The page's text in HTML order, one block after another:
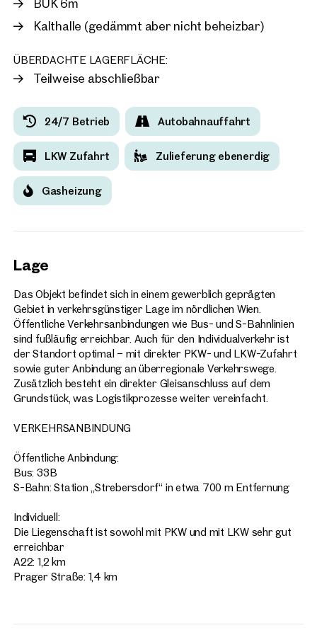
Kalthalle (gedämmt aber nicht beheizbar)
ÜBERDACHTE LAGERFLÄCHE:
Teilweise abschließbar
24/7 Betrieb Autobahnauffahrt
LKW Zufahrt Zulieferung ebenerdig
Gasheizung
Lage
Das Objekt befindet sich in einem gewerblich geprägten
Gebiet in verkehrsgünstiger Lage im nördlichen Wien.
Öffentliche Verkehrsanbindungen wie Bus- und S-Bahnlinien
sind fußläufig erreichbar. Auch für den Individualverkehr ist
der Standort optimal – mit direkter PKW- und LKW-Zufahrt
sowie guter Anbindung an überregionale Verkehrswege.
Zusätzlich besteht ein direkter Gleisanschluss auf dem
Grundstück, was Logistikprozesse weiter vereinfacht.
VERKEHRSANBINDUNG
Öffentliche Anbindung:
Bus: 33B
S-Bahn: Station „Strebersdorf“ in etwa 700 m Entfernung
Individuell:
Die Liegenschaft ist sowohl mit PKW und mit LKW sehr gut
erreichbar
A22: 1,2 km
Prager Straße: 1,4 km
Bestandgebäuden im
Wiener Umland
Verfügbar